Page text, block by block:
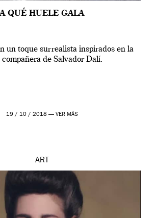
A QUÉ HUELE GALA
un toque surrealista inspirados en la
de Salvador Dalí.
19 / 10 / 2018 — VER MÁS
ART